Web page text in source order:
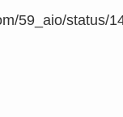
59_aio/status/